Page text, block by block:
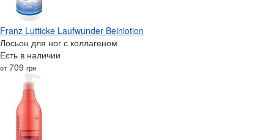
Franz Lutticke Laufwunder Beinlotion
Лосьон для ног с коллагеном
Есть в наличии
от 709 грн